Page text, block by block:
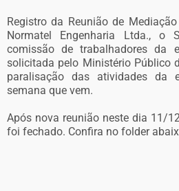
Registro da Reunião de
Normatel Engenharia Ltda., o
comissão de trabalhadores da
solicitada pelo Ministério Público
paralisação das atividades da
semana que vem.
Após nova reunião neste dia 11/
foi fechado. Confira no folder